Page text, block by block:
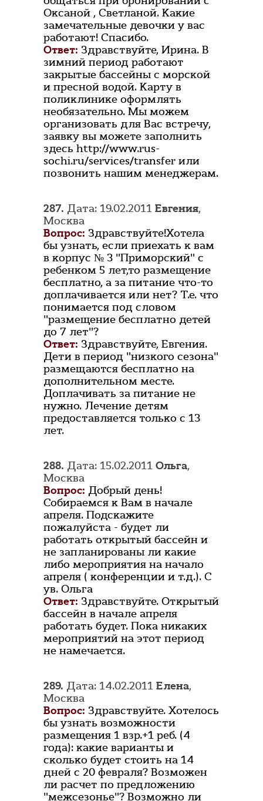
Оксаной , Светланой. Какие
замечательные девочки у вас
работают! Спасибо.
Ответ: Здравствуйте, Ирина. В
зимний период работают
закрытые бассейны с морской
и пресной водой. Карту в
поликлинике оформлять
необязательно. Мы можем
организовать для Вас встречу,
заявку вы можете заполнить
здесь http://www.rus-
sochi.ru/services/transfer или
позвонить нашим менеджерам.
287. Дата: 19.02.2011 Евгения,
Москва
Вопрос: Здравствуйте!Хотела
бы узнать, если приехать к вам
в корпус № 3 "Приморский" с
ребенком 5 лет,то размещение
бесплатно, а за питание что-то
доплачивается или нет? Т.е. что
понимается под словом
"размещение бесплатно детей
до 7 лет"?
Ответ: Здравствуйте, Евгения.
Дети в период "низкого сезона"
размещаются бесплатно на
дополнительном месте.
Доплачивать за питание не
нужно. Лечение детям
предоставляется только с 13
лет.
288. Дата: 15.02.2011 Ольга,
Москва
Вопрос: Добрый день!
Собираемся к Вам в начале
апреля. Подскажите
пожалуйста - будет ли
работать открытый бассейн и
не запланированы ли какие
либо мероприятия на начало
апреля ( конференции и т.д.). С
ув. Ольга
Ответ: Здравствуйте. Открытый
бассейн в начале апреля
работать будет. Пока никаких
мероприятий на этот период
не намечается.
289. Дата: 14.02.2011 Елена,
Москва
Вопрос: Здравствуйте. Хотелось
бы узнать возможности
размещения 1 взр.+1 реб. (4
года): какие варианты и
сколько будет стоить на 14
дней с 20 февраля? Возможен
ли расчет по предложению
"межсезонье"? Возможно ли